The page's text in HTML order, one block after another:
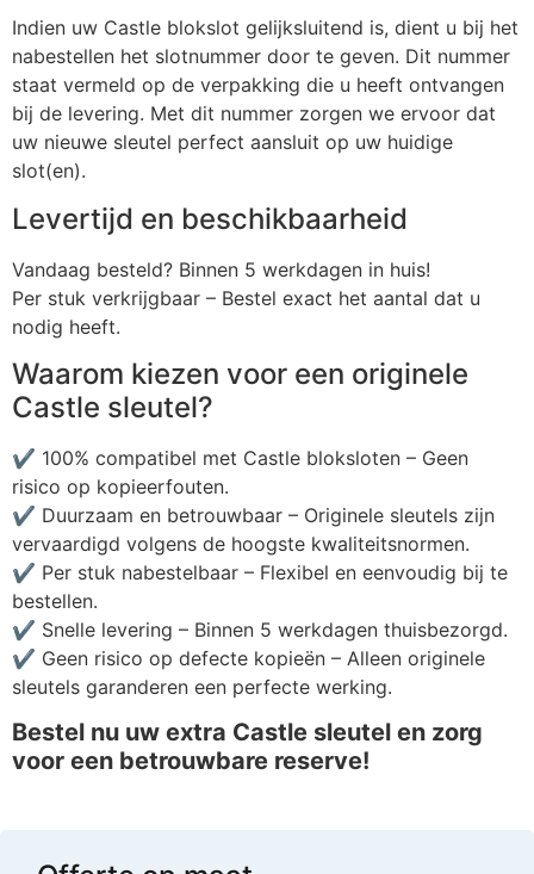
Indien uw Castle blokslot gelijksluitend is, dient u bij het
nabestellen het slotnummer door te geven. Dit nummer
staat vermeld op de verpakking die u heeft ontvangen
bij de levering. Met dit nummer zorgen we ervoor dat
uw nieuwe sleutel perfect aansluit op uw huidige
slot(en).
Levertijd en beschikbaarheid
Vandaag besteld? Binnen 5 werkdagen in huis!
Per stuk verkrijgbaar – Bestel exact het aantal dat u
nodig heeft.
Waarom kiezen voor een originele
Castle sleutel?
✔ 100% compatibel met Castle bloksloten – Geen
risico op kopieerfouten.
✔ Duurzaam en betrouwbaar – Originele sleutels zijn
vervaardigd volgens de hoogste kwaliteitsnormen.
✔ Per stuk nabestelbaar – Flexibel en eenvoudig bij te
bestellen.
✔ Snelle levering – Binnen 5 werkdagen thuisbezorgd.
✔ Geen risico op defecte kopieën – Alleen originele
sleutels garanderen een perfecte werking.
Bestel nu uw extra Castle sleutel en zorg
voor een betrouwbare reserve!